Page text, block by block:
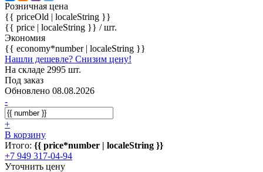
Розничная цена
{{ priceOld | localeString }}
{{ price | localeString }} / шт.
Экономия
{{ economy*number | localeString }}
Нашли дешевле? Снизим цену!
На складе 2995 шт.
Под заказ
Обновлено 08.08.2026
-
+
В корзину
Итого: {{ price*number | localeString }}
+7 949 317-04-94
Уточнить цену